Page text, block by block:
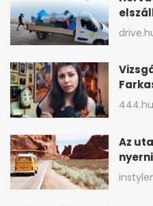
444.hu
Az